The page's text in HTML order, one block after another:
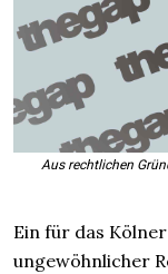
Aus rechtlichen
Ein für das
ungewöhnlicher